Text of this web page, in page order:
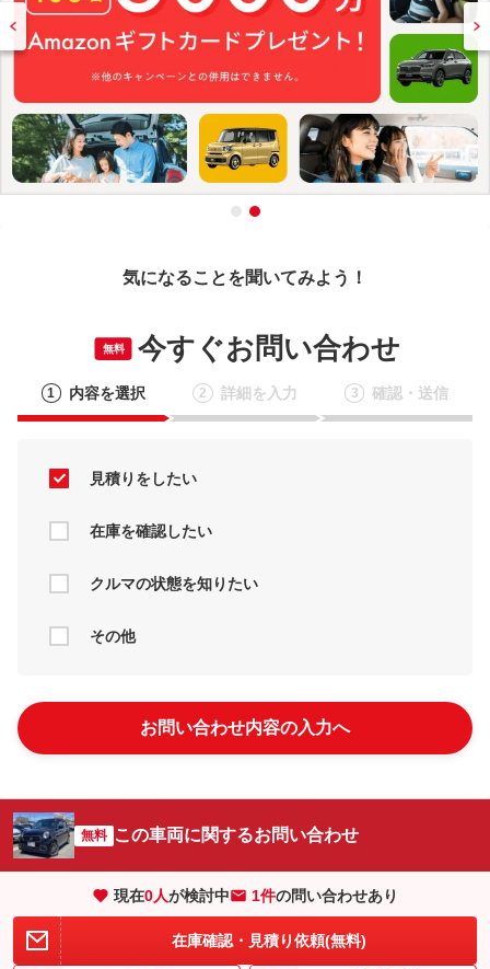
気になることを聞いてみよう！
無料 今すぐお問い合わせ
1 内容を選択 2 詳細を入力 3 確認・送信
見積りをしたい
在庫を確認したい
クルマの状態を知りたい
その他
お問い合わせ内容の入力へ
無料 この車両に関するお問い合わせ
現在0人が検討中 1件の問い合わせあり
在庫確認・見積り依頼(無料)